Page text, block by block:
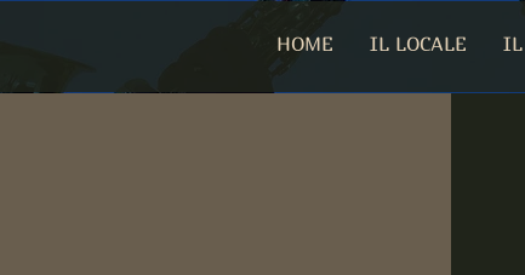
HOME IL LOCALE IL